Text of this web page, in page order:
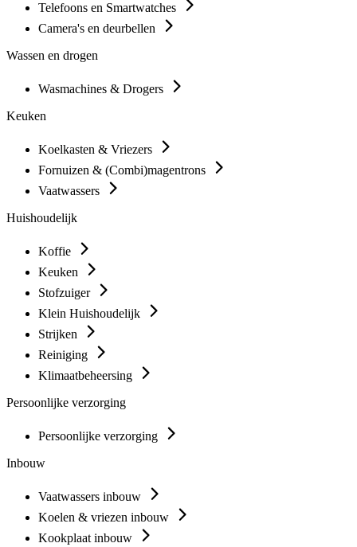
Telefoons en Smartwatches
Camera's en deurbellen
Wassen en drogen
Wasmachines & Drogers
Keuken
Koelkasten & Vriezers
Fornuizen & (Combi)magentrons
Vaatwassers
Huishoudelijk
Koffie
Keuken
Stofzuiger
Klein Huishoudelijk
Strijken
Reiniging
Klimaatbeheersing
Persoonlijke verzorging
Persoonlijke verzorging
Inbouw
Vaatwassers inbouw
Koelen & vriezen inbouw
Kookplaat inbouw